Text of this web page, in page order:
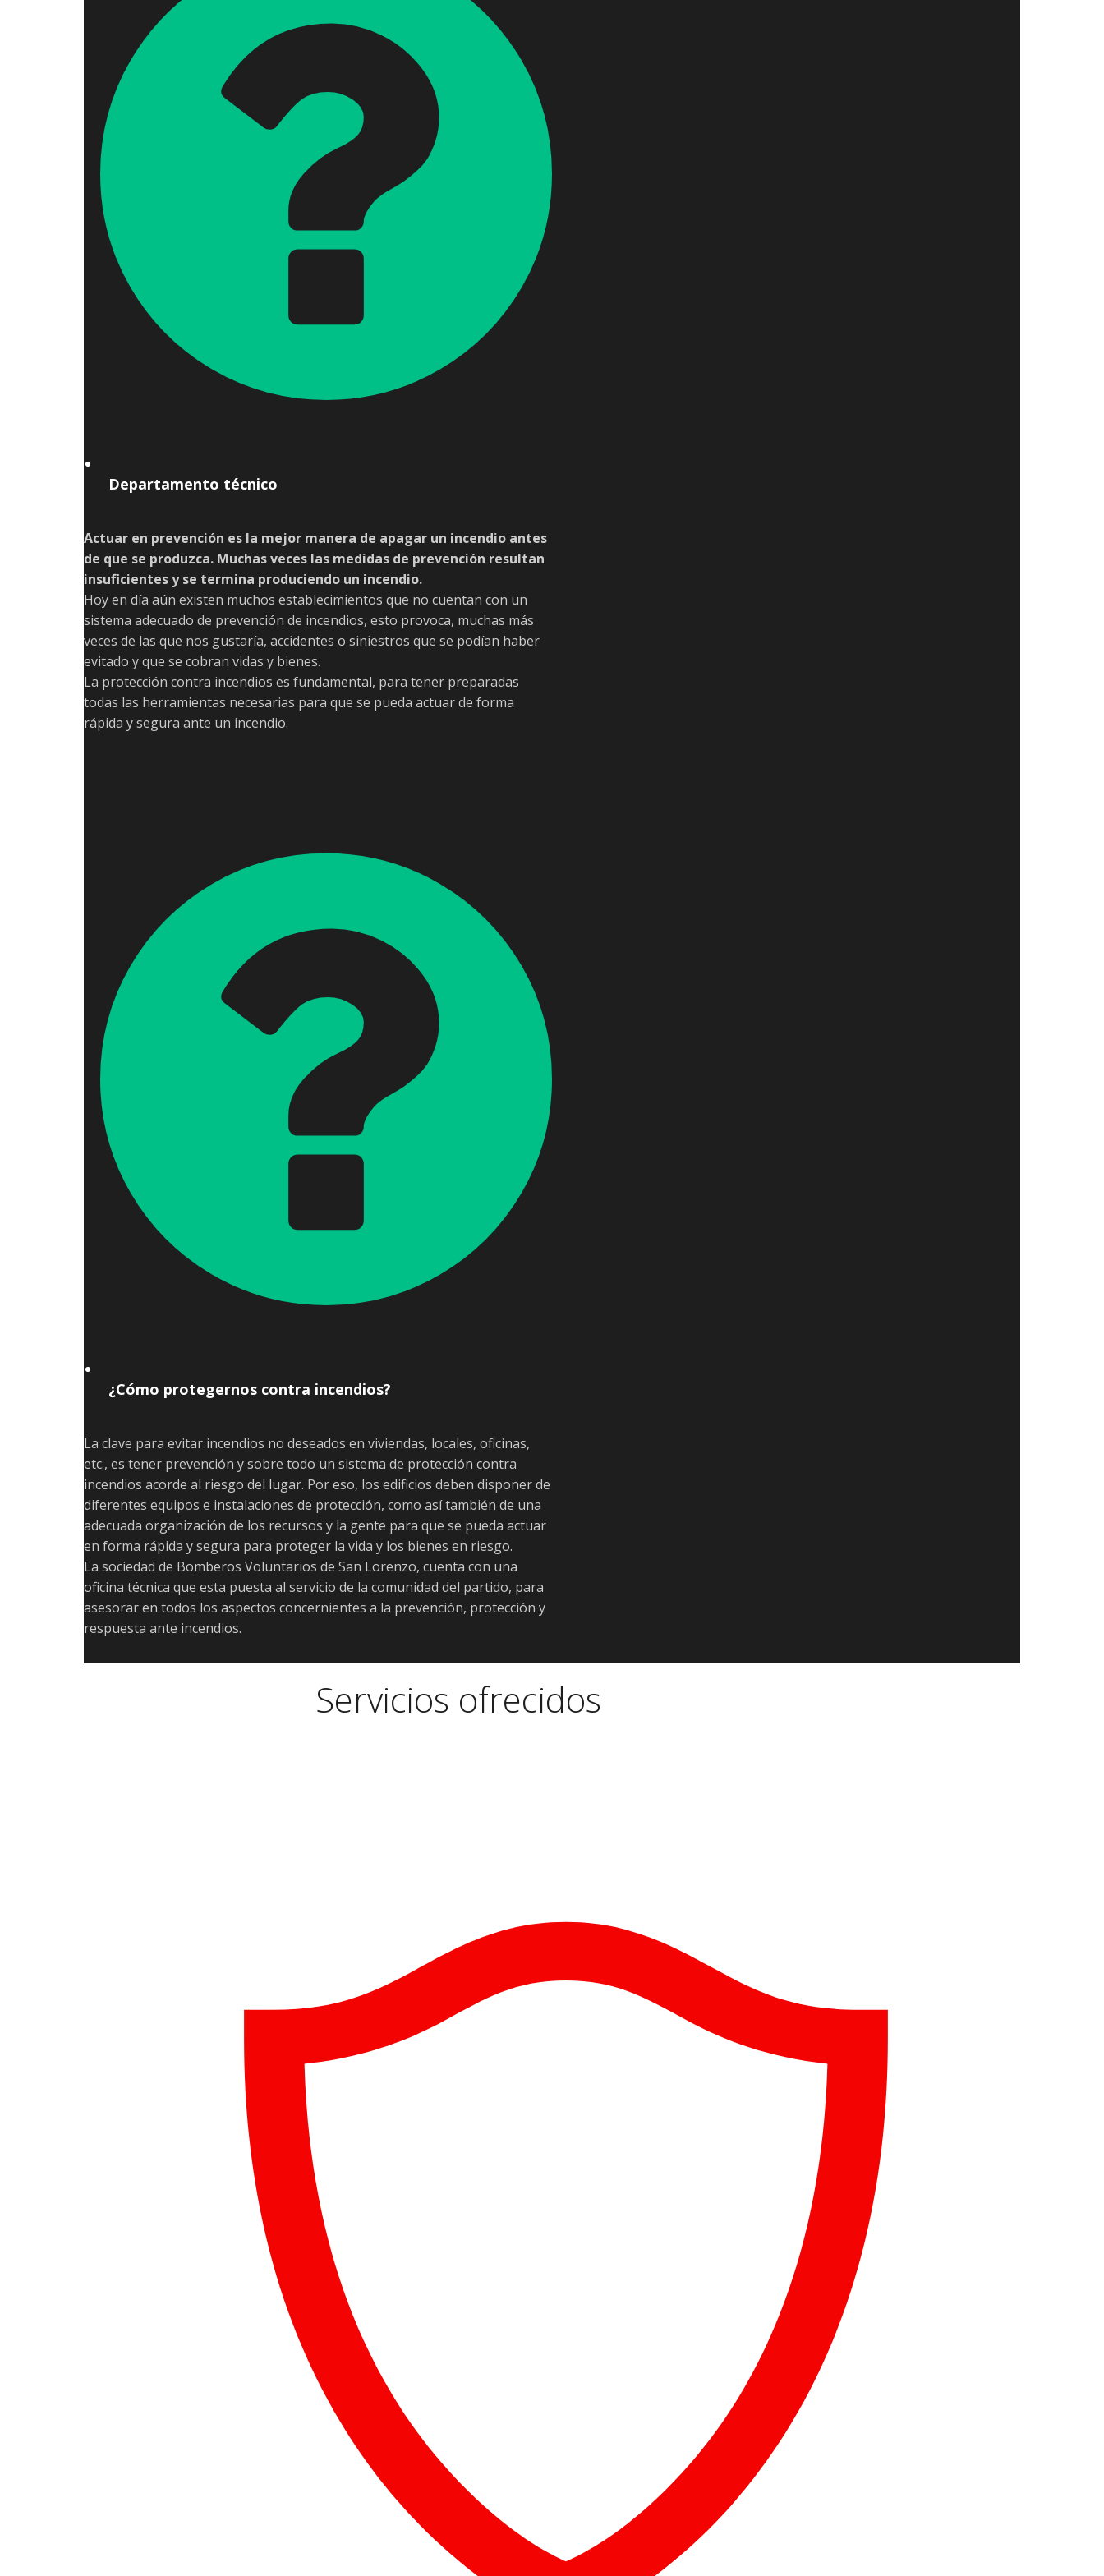
Departamento técnico
Actuar en prevención es la mejor manera de apagar un incendio antes
de que se produzca. Muchas veces las medidas de prevención resultan
insuficientes y se termina produciendo un incendio.
Hoy en día aún existen muchos establecimientos que no cuentan con un
sistema adecuado de prevención de incendios, esto provoca, muchas más
veces de las que nos gustaría, accidentes o siniestros que se podían haber
evitado y que se cobran vidas y bienes.
La protección contra incendios es fundamental, para tener preparadas
todas las herramientas necesarias para que se pueda actuar de forma
rápida y segura ante un incendio.
¿Cómo protegernos contra incendios?
La clave para evitar incendios no deseados en viviendas, locales, oficinas,
etc., es tener prevención y sobre todo un sistema de protección contra
incendios acorde al riesgo del lugar. Por eso, los edificios deben disponer de
diferentes equipos e instalaciones de protección, como así también de una
adecuada organización de los recursos y la gente para que se pueda actuar
en forma rápida y segura para proteger la vida y los bienes en riesgo.
La sociedad de Bomberos Voluntarios de San Lorenzo, cuenta con una
oficina técnica que esta puesta al servicio de la comunidad del partido, para
asesorar en todos los aspectos concernientes a la prevención, protección y
respuesta ante incendios.
Servicios ofrecidos